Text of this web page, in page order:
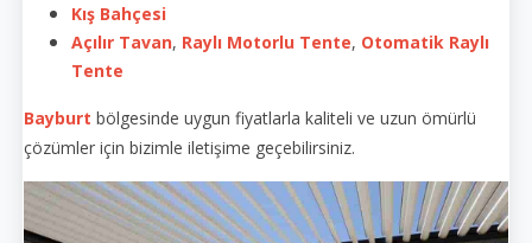
Kış Bahçesi
Açılır Tavan, Raylı Motorlu Tente, Otomatik Raylı
Tente
Bayburt bölgesinde uygun fiyatlarla kaliteli ve uzun ömürlü
çözümler için bizimle iletişime geçebilirsiniz.